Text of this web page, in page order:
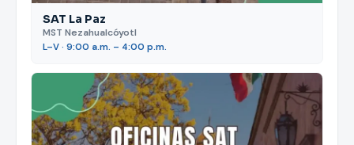
SAT La Paz
MST Nezahualcóyotl
L–V · 9:00 a.m. – 4:00 p.m.